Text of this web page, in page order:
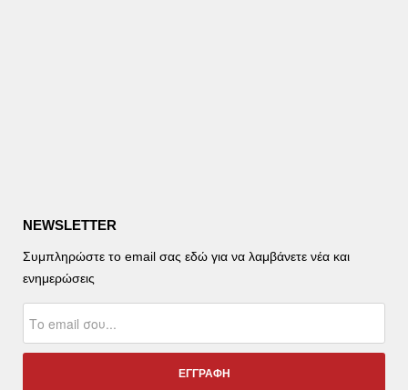
NEWSLETTER
Συμπληρώστε το email σας εδώ για να λαμβάνετε νέα και
ενημερώσεις